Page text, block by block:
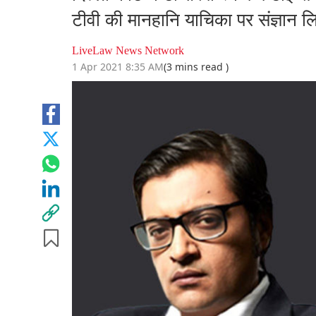
टीवी की मानहानि याचिका पर संज्ञान
LiveLaw News Network
1 Apr 2021 8:35 AM(3 mins read )